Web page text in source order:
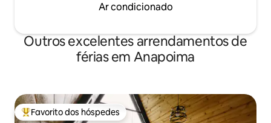
Ar condicionado
Outros excelentes arrendamentos de
férias em Anapoima
Favoritos dos hóspedes mais apreciados
Favorito dos hóspedes